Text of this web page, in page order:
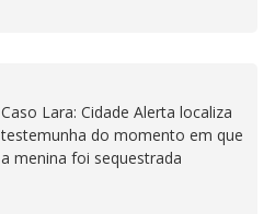
Caso Lara: Cidade Alerta localiza
testemunha do momento em que
a menina foi sequestrada